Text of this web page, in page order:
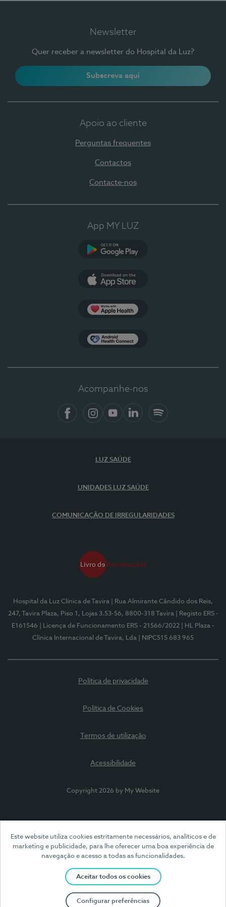
Este website utiliza cookies estritamente necessários, analíticos e de
marketing e publicidade, para lhe oferecer uma boa experiência de
navegação e acesso a todas as funcionalidades.
Aceitar todos os cookies
Configurar preferências
Newsletter
Quer receber a newsletter do Hospital da Luz?
Subscreva aqui
Apoio ao cliente
Perguntas frequentes
Contactos
Contacte-nos
App MY LUZ
Acompanhe-nos
LUZ SAÚDE
UNIDADES LUZ SAÚDE
COMUNICAÇÃO DE IRREGULARIDADES
Hospital da Luz Clínica de Tavira
| Rua Almirante Cândido dos Reis,
247, Tavira Plaza, Piso 1, Lojas 3.53-56, 8800-318 Tavira
| Registo ERS -
E161546
| Licença de Funcionamento ERS - 21566/2022
| HL Plaza -
Clínica Internacional de Tavira, Lda
| NIPC515 683 965
Política de privacidade
Política de Cookies
Termos de utilização
Acessibilidade
Copyright 2026 by My Website